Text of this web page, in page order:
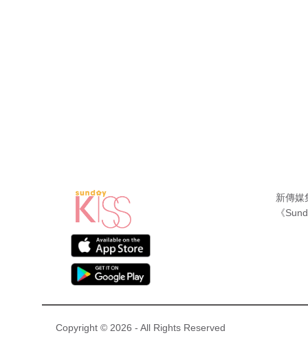
新傳媒
《
Copyright © 2026 - All Rights Reserved